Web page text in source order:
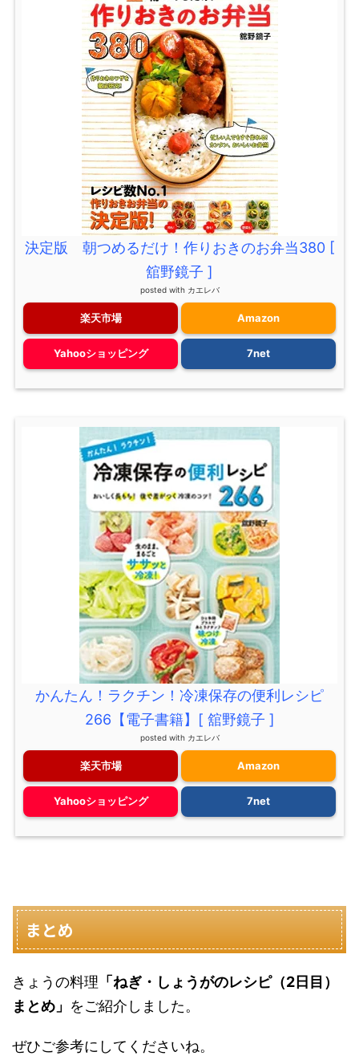
決定版 朝つめるだけ！作りおきのお弁当380 [
舘野鏡子 ]
posted with カエレバ
楽天市場 Amazon
Yahooショッピング 7net
かんたん！ラクチン！冷凍保存の便利レシピ
266【電子書籍】[ 舘野鏡子 ]
posted with カエレバ
楽天市場 Amazon
Yahooショッピング 7net
まとめ
きょうの料理 「ねぎ・しょうがのレシピ（2日目）
まとめ」 をご紹介しました。
ぜひご参考にしてくださいね。